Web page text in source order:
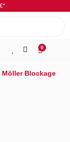
0
Möller Blockage